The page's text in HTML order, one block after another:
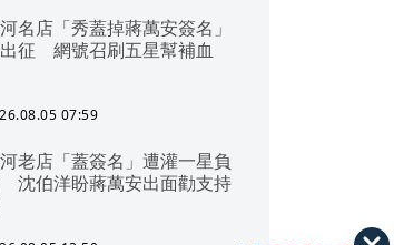
坦言一直都很難接受。（翻攝微博）
名店「秀蓋掉蔣萬安簽名」
征 網號召刷五星幫補血
07:59
老店「蓋簽名」遭灌一星負
沈伯洋盼蔣萬安出面勸支持